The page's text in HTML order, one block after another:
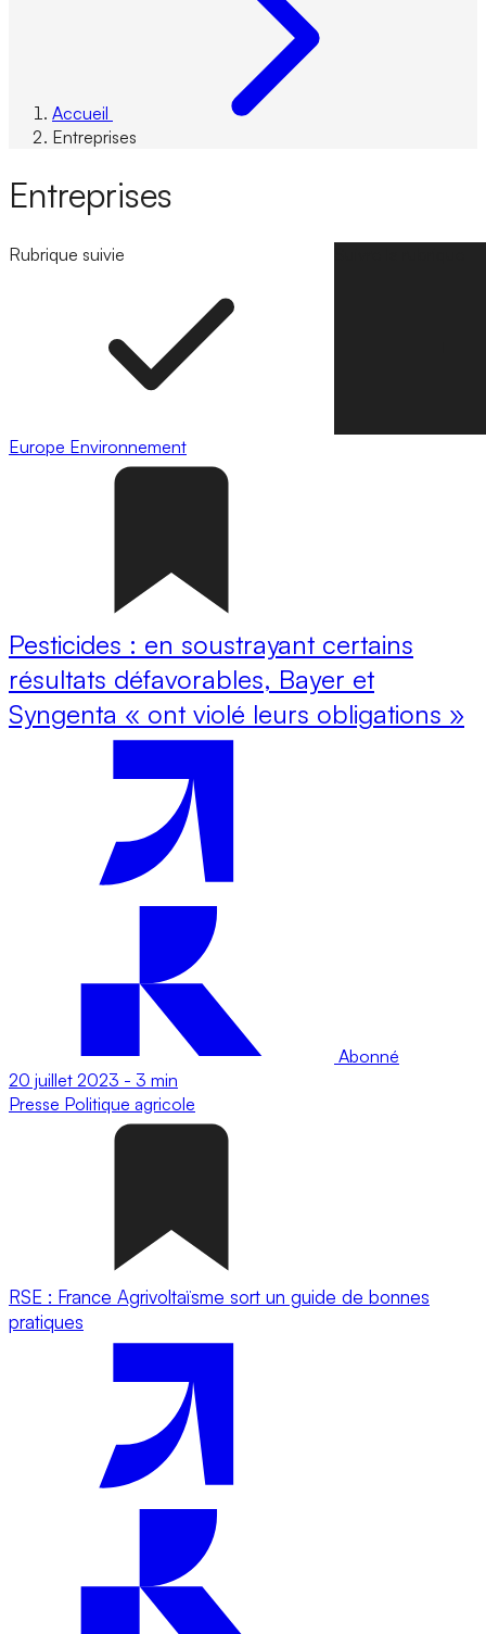
Accueil
Entreprises
Entreprises
Rubrique suivie
Europe Environnement
Pesticides : en soustrayant certains
résultats défavorables, Bayer et
Syngenta « ont violé leurs obligations »
Abonné
20 juillet 2023 - 3 min
Presse Politique agricole
RSE : France Agrivoltaïsme sort un guide de bonnes
pratiques